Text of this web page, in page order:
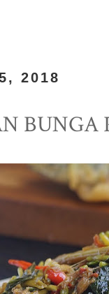
2018
BUNGA